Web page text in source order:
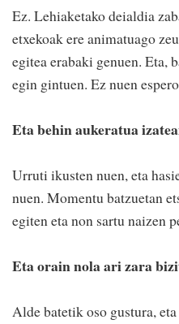
Ez. Lehiaketako deialdia
etxekoak ere animatuago
egitea erabaki genuen. Eta,
egin gintuen. Ez nuen
Eta behin aukeratua
Urruti ikusten nuen, eta
nuen. Momentu batzuetan
egiten eta non sartu naizen
Eta orain nola ari zara
Alde batetik oso gustura,